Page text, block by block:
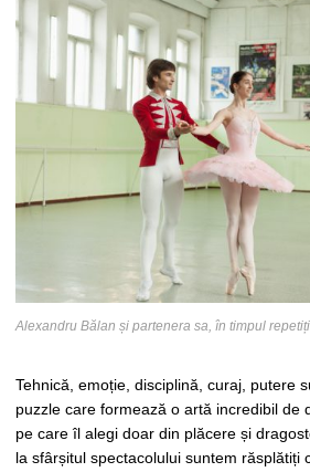
Alexandru Bălan și partenera sa, în timpul
Tehnică, emoție, disciplină, curaj, putere
puzzle care formează o artă incredibil de
pe care îl alegi doar din plăcere și
la sfârșitul spectacolului suntem răsplătiți